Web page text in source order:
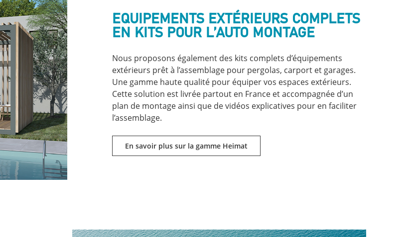
EQUIPEMENTS EXTÉRIEURS COMPLETS
EN KITS POUR L’AUTO MONTAGE
Nous proposons également des kits complets d’équipements
extérieurs prêt à l’assemblage pour pergolas, carport et garages.
Une gamme haute qualité pour équiper vos espaces extérieurs.
Cette solution est livrée partout en France et accompagnée d’un
plan de montage ainsi que de vidéos explicatives pour en faciliter
l’assemblage.
En savoir plus sur la gamme Heimat